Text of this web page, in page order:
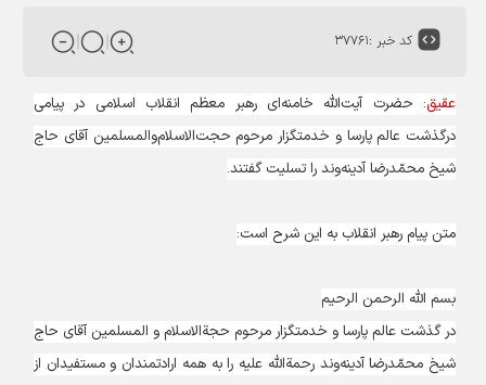
کد خبر :۳۷۷۶۱
عقیق: حضرت آیت‌الله خامنه‌ای رهبر معظم انقلاب اسلامی در پیامی
درگذشت عالم پارسا و خدمتگزار مرحوم حجت‌الاسلام‌والمسلمین آقای حاج
شیخ محمّدرضا آدینه‌وند را تسلیت گفتند.
متن پیام رهبر انقلاب به این شرح است:
بسم الله الرحمن الرحیم
در گذشت عالم پارسا و خدمتگزار مرحوم حجة‌الاسلام و المسلمین آقای حاج
شیخ محمّدرضا آدینه‌وند رحمةالله علیه را به همه ارادتمندان و مستفیدان از